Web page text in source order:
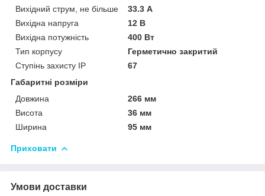
Вихідний струм, не більше
33.3 А
Вихідна напруга
12 В
Вихідна потужність
400 Вт
Тип корпусу
Герметично закритий
Ступінь захисту IP
67
Габаритні розміри
Довжина
266 мм
Висота
36 мм
Ширина
95 мм
Приховати
Умови доставки